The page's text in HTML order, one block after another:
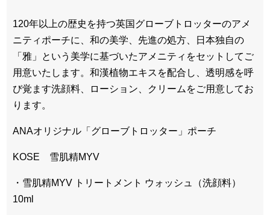
120年以上の歴史を持つ英国グローブトロッターのアメ
ニティポーチに、和の美学、先進の処方、日本独自の
「雅」という美学に基づいたアメニティをセットしてご
用意いたします。和漢植物エキスを配合し、透明感を呼
び覚ます洗顔料、ローション、クリームをご用意してお
ります。
ANAオリジナル「グローブトロッター」ポーチ
KOSE 雪肌精MYV
・雪肌精MYV トリートメント ウォッシュ（洗顔料）
10ml